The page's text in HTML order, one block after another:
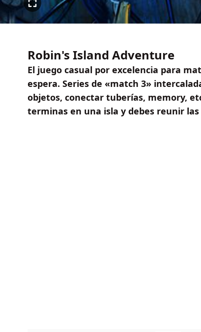
Robin's Island Adventure
El juego casual por excelencia para
espera. Series de «match 3»
objetos, conectar tuberías, memory,
terminas en una isla y debes reunir